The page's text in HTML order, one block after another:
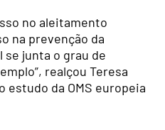
no aleitamento
na prevenção da
junta o grau de
realçou Teresa
estudo da OMS europeia